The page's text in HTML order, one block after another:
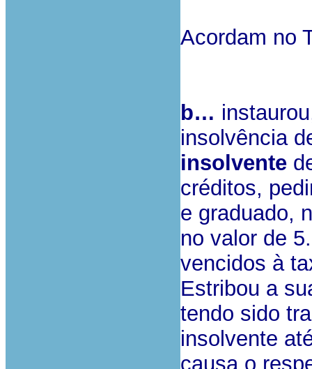
Acordam no
b…
insolvência
insolvente
créditos,
e graduado,
no valor de
vencidos à
Estribou a
tendo sido
insolvente
causa o